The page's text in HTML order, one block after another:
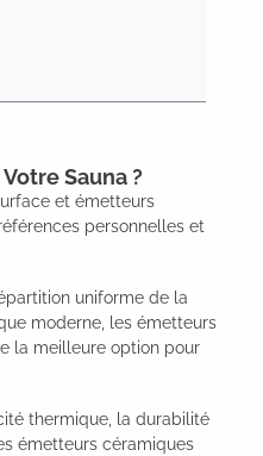
Sauna ?
et émetteurs
personnelles et
uniforme de la
moderne, les émetteurs
la meilleure option pour
thermique, la durabilité
émetteurs céramiques